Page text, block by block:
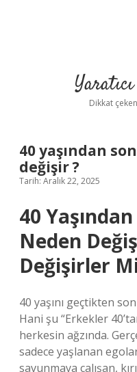
Dikkat
40 yaşından
değişir ?
Tarih: Aralık 22, 2025
40
Neden
Değişirler
40 yaşını geçtikten
Hani şu “Erkekler
herkesin ağzında.
sadece yaşlanan
savunmaya çalışan,